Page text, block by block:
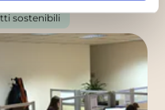
sostenibili